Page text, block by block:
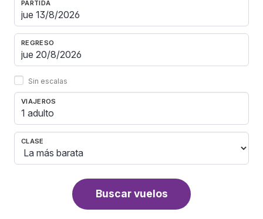
PARTIDA
REGRESO
Sin escalas
VIAJEROS
1 adulto
CLASE
Buscar vuelos